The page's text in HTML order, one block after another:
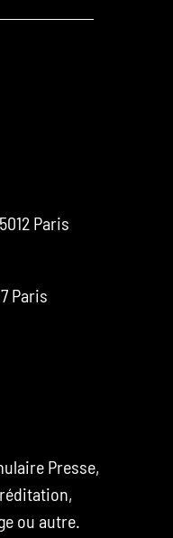
Paris
Paris
Presse,
ou autre.